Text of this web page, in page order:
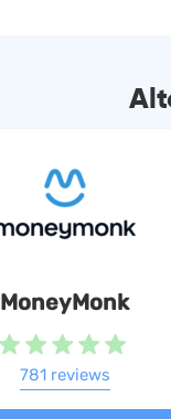
MoneyMonk
781 reviews